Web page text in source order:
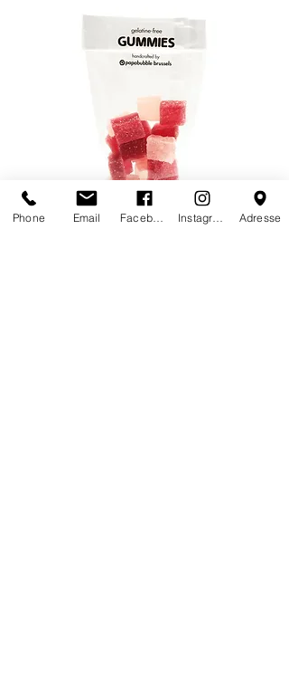
gommen
Phone Email Adresse